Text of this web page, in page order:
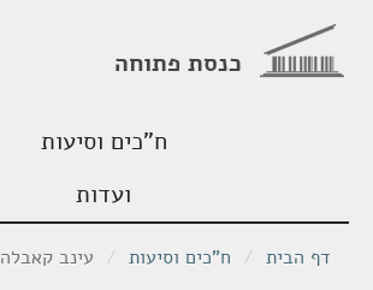
כנסת פתוחה
ח"כים וסיעות
ועדות
דף הבית / ח"כים וסיעות / עינב קאבלה